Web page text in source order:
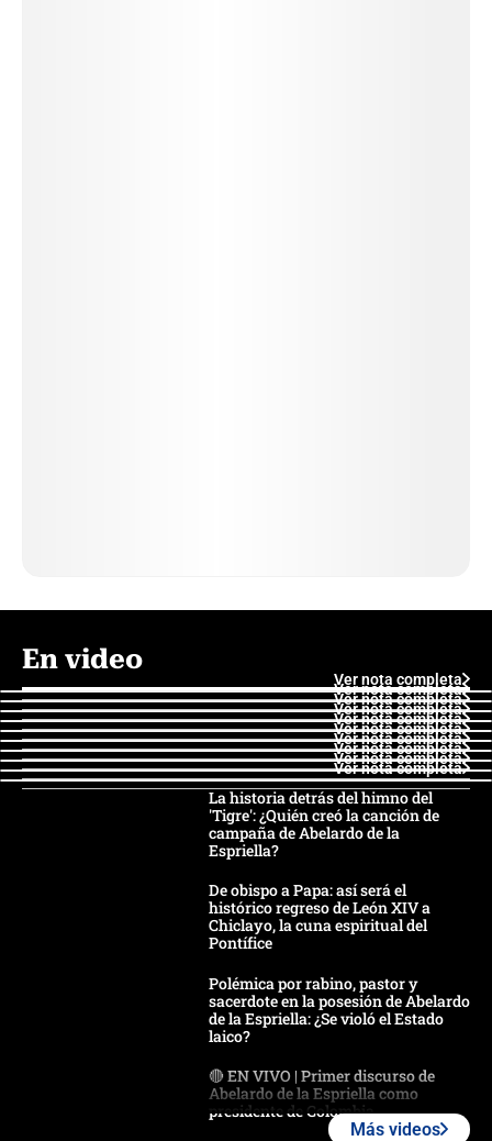
En video
Ver nota completa
Ver nota completa
Ver nota completa
Ver nota completa
Ver nota completa
Ver nota completa
Ver nota completa
Ver nota completa
Ver nota completa
Ver nota completa
La historia detrás del himno del
'Tigre': ¿Quién creó la canción de
campaña de Abelardo de la
Espriella?
De obispo a Papa: así será el
histórico regreso de León XIV a
Chiclayo, la cuna espiritual del
Pontífice
Polémica por rabino, pastor y
sacerdote en la posesión de Abelardo
de la Espriella: ¿Se violó el Estado
laico?
🔴 EN VIVO | Primer discurso de
Abelardo de la Espriella como
presidente de Colombia
Más videos